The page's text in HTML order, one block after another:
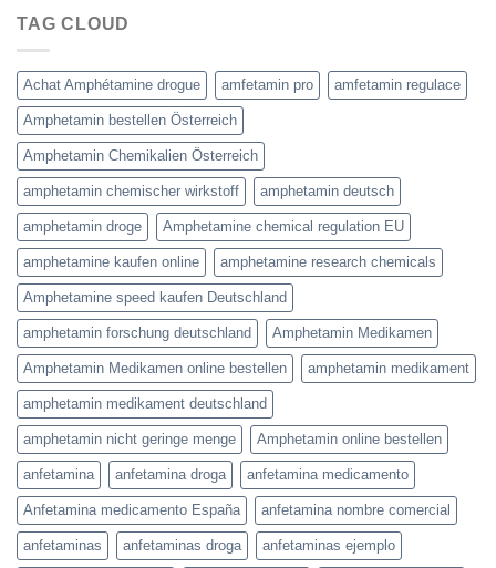
TAG CLOUD
Achat Amphétamine drogue amfetamin pro amfetamin regulace
Amphetamin bestellen Österreich
Amphetamin Chemikalien Österreich
amphetamin chemischer wirkstoff amphetamin deutsch
amphetamin droge Amphetamine chemical regulation EU
amphetamine kaufen online amphetamine research chemicals
Amphetamine speed kaufen Deutschland
amphetamin forschung deutschland Amphetamin Medikamen
Amphetamin Medikamen online bestellen amphetamin medikament
amphetamin medikament deutschland
amphetamin nicht geringe menge Amphetamin online bestellen
anfetamina anfetamina droga anfetamina medicamento
Anfetamina medicamento España anfetamina nombre comercial
anfetaminas anfetaminas droga anfetaminas ejemplo